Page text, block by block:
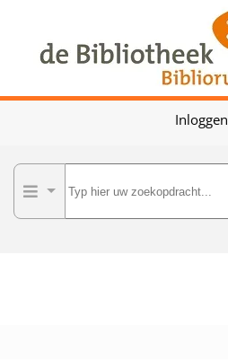
Skip to main content
Inloggen